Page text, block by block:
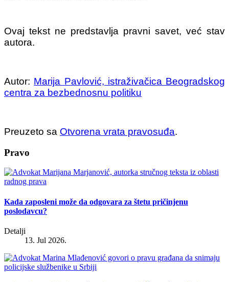
Ovaj tekst ne predstavlja pravni savet, već stav
autora.
Autor: Marija Pavlović, istraživačica Beogradskog
centra za bezbednosnu politiku
Preuzeto sa Otvorena vrata pravosuđa.
Pravo
Kada zaposleni može da odgovara za štetu pričinjenu
poslodavcu?
Detalji
13. Jul 2026.